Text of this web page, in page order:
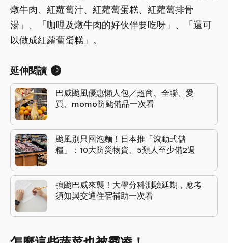
燉牛肉、紅蘿蔔汁、紅蘿蔔蛋糕、紅蘿蔔排骨
湯」、「咖哩及燉牛肉的好伙伴要吃呀」、「還可
以做成紅蘿蔔蛋糕」。
延伸閱讀
巴威颱風優惠懶人包／超商、全聯、愛
買、momo防颱備品一次看
颱風別只囤泡麵！日本推「滾動式儲
糧」：10大防災物資、5類人至少備2週
強颱巴威來襲！大學分科測驗延期，應考
須知與交通住宿補助一次看